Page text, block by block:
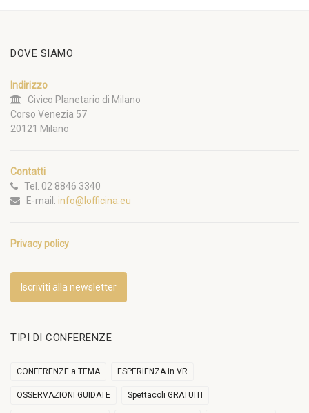
DOVE SIAMO
Indirizzo
Civico Planetario di Milano
Corso Venezia 57
20121 Milano
Contatti
Tel. 02 8846 3340
E-mail: info@lofficina.eu
Privacy policy
Iscriviti alla newsletter
TIPI DI CONFERENZE
CONFERENZE a TEMA ESPERIENZA in VR
OSSERVAZIONI GUIDATE Spettacoli GRATUITI